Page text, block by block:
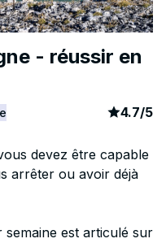
- réussir en
article
4.7/5
devez être capable
arrêter ou avoir déjà
est articulé sur